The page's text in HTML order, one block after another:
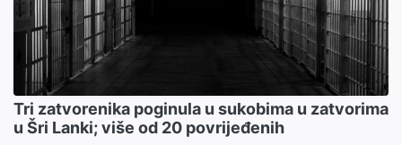
Tri zatvorenika poginula u sukobima u zatvorima
u Šri Lanki; više od 20 povrijeđenih